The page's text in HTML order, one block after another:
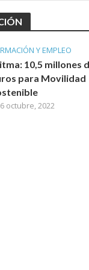
Y EMPLEO
10,5 millones
para Movilidad
6 octubre, 2022